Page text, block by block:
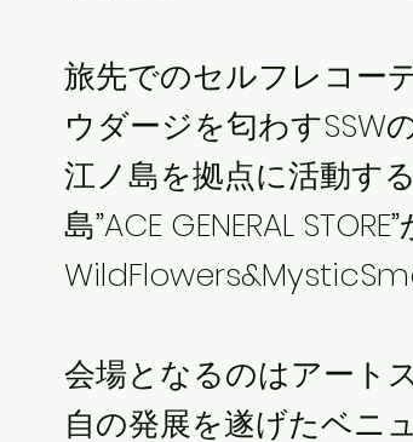
旅先でのセルフレコー
ウダージを匂わすSSW
江ノ島を拠点に活動す
島”ACE GENERAL
会場となるのはアート
自の発展を遂げたベニ